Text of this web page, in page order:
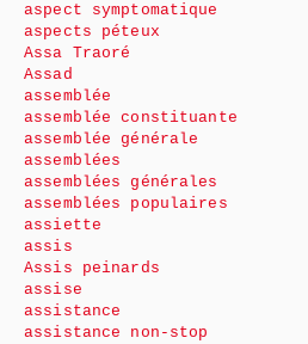
aspect symptomatique
aspects péteux
Assa Traoré
Assad
assemblée
assemblée constituante
assemblée générale
assemblées
assemblées générales
assemblées populaires
assiette
assis
Assis peinards
assise
assistance
assistance non-stop